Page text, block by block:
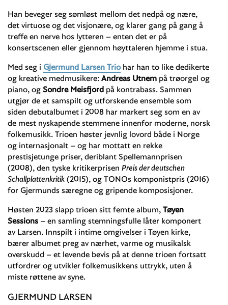
Han beveger seg sømløst mellom det nedpå og nære,
det virtuose og det visjonære, og klarer gang på gang å
treffe en nerve hos lytteren – enten det er på
konsertscenen eller gjennom høyttaleren hjemme i stua.
Med seg i Gjermund Larsen Triohar han to like dedikerte
og kreative medmusikere: Andreas Utnem på trøorgel og
piano, og Sondre Meisfjord på kontrabass. Sammen
utgjør de et samspilt og utforskende ensemble som
siden debutalbumet i 2008 har markert seg som en av
de mest nyskapende stemmene innenfor moderne, norsk
folkemusikk. Trioen høster jevnlig lovord både i Norge
og internasjonalt – og har mottatt en rekke
prestisjetunge priser, deriblant Spellemannprisen
(2008), den tyske kritikerprisen Preis der deutschen
Schallplattenkritik (2015), og TONOs komponistpris (2016)
for Gjermunds særegne og gripende komposisjoner.
Høsten 2023 slapp trioen sitt femte album, Tøyen
Sessions – en samling stemningsfulle låter komponert
av Larsen. Innspilt i intime omgivelser i Tøyen kirke,
bærer albumet preg av nærhet, varme og musikalsk
overskudd – et levende bevis på at denne trioen fortsatt
utfordrer og utvikler folkemusikkens uttrykk, uten å
miste røttene av syne.
GJERMUND LARSEN